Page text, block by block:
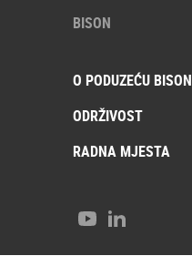
BISON
O PODUZEĆU BISON
ODRŽIVOST
RADNA MJESTA
YoutubeLinkedIn